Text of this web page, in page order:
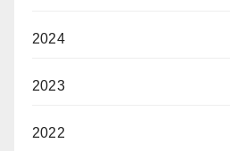
2024
2023
2022